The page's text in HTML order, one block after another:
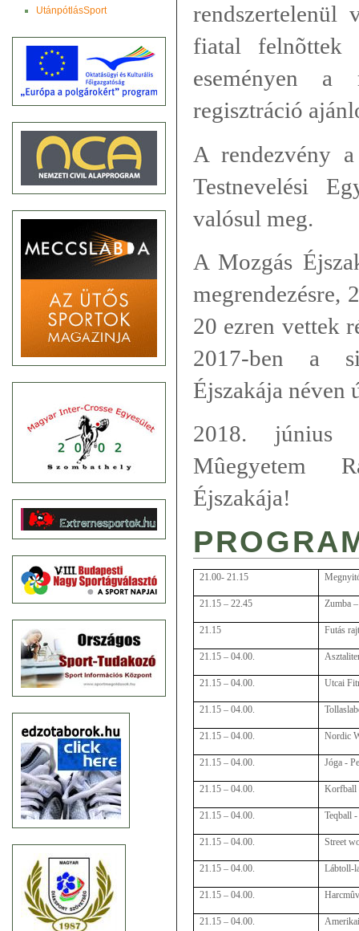
UtánpótlásSport
rendszertelenül
fiatal felnõttek
eseményen a
regisztráció
A rendezvény
Testnevelési
valósul meg.
A Mozgás
megrendezésre,
20 ezren vettek
2017-ben a
Éjszakája néven
2018. június
Mûegyetem
Éjszakája!
21.00- 21.15
21.15 – 22.45 Zumba
21.15 Futás
21.15 – 04.00.
21.15 – 04.00. Utcai
21.15 – 04.00.
21.15 – 04.00. Nordic
21.15 – 04.00. Jóga -
21.15 – 04.00. Korfball
21.15 – 04.00. Teqball
21.15 – 04.00. Street
21.15 – 04.00. Lábtoll-
21.15 – 04.00.
21.15 – 04.00.